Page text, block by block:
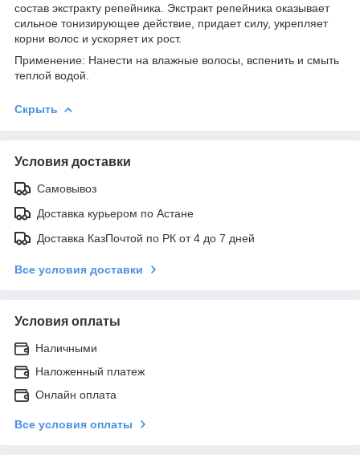
состав экстракту репейника. Экстракт репейника оказывает
сильное тонизирующее действие, придает силу, укрепляет
корни волос и ускоряет их рост.
Применение: Нанести на влажные волосы, вспенить и смыть
теплой водой.
Скрыть
Условия доставки
Самовывоз
Доставка курьером по Астане
Доставка КазПочтой по РК от 4 до 7 дней
Все условия доставки
Условия оплаты
Наличными
Наложенный платеж
Онлайн оплата
Все условия оплаты